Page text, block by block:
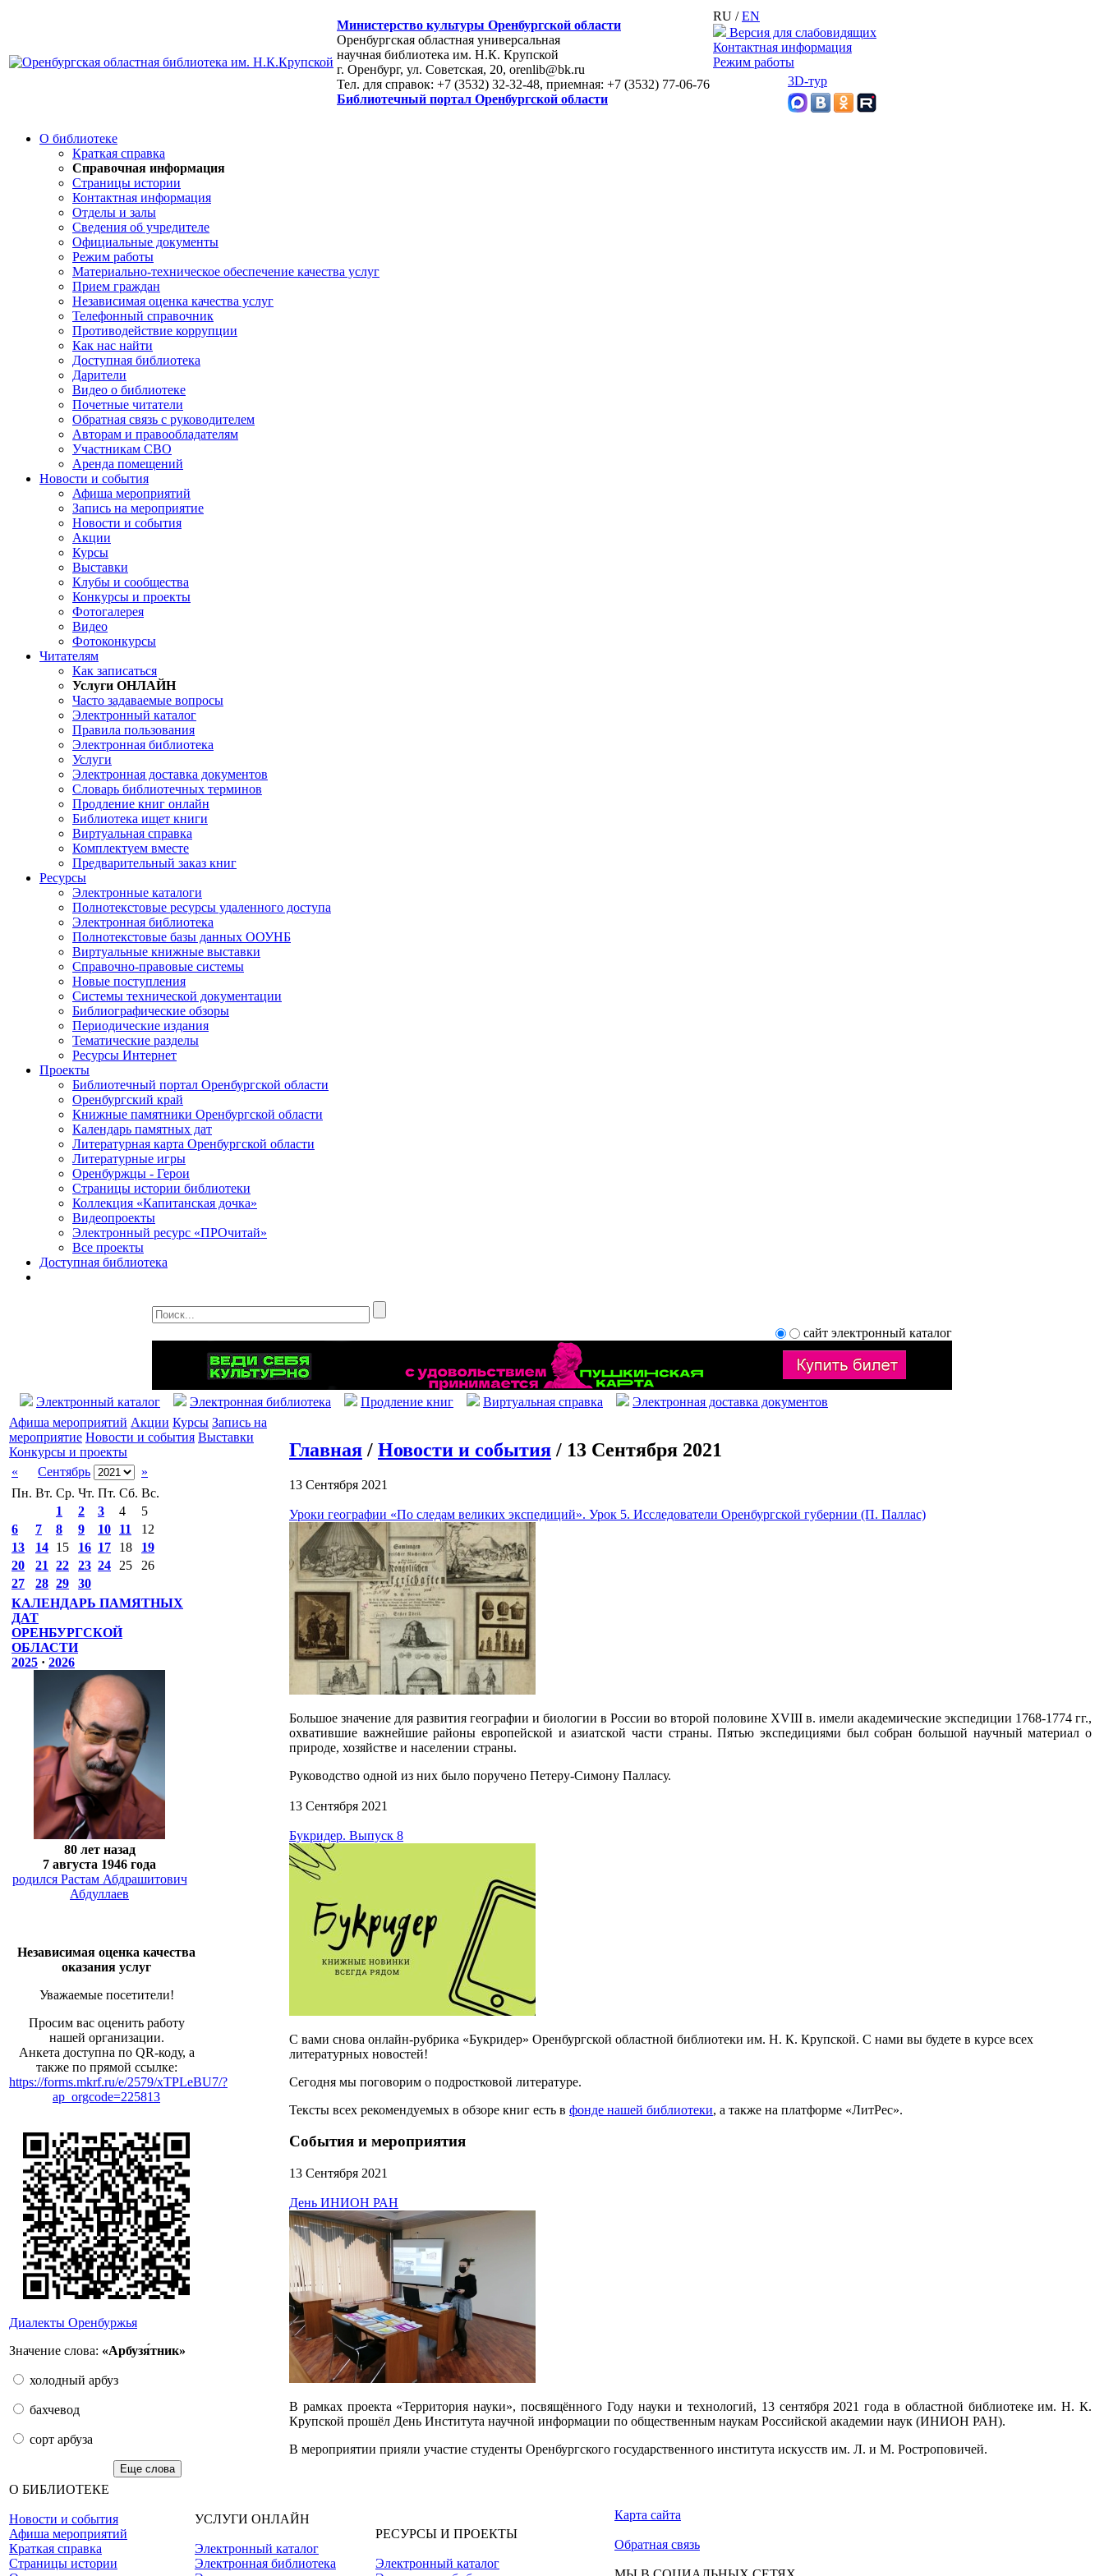
Министерство культуры Оренбургской области
Оренбургская областная универсальная
научная библиотека им. Н.К. Крупской
г. Оренбург, ул. Советская, 20, orenlib@bk.ru
Тел. для справок: +7 (3532) 32-32-48, приемная: +7 (3532) 77-06-76
Библиотечный портал Оренбургской области
RU /EN
Версия для слабовидящих
Контактная информация
Режим работы
3D-тур
О библиотеке
Краткая справка
Справочная информация
Страницы истории
Контактная информация
Отделы и залы
Сведения об учредителе
Официальные документы
Режим работы
Материально-техническое обеспечение качества услуг
Прием граждан
Независимая оценка качества услуг
Телефонный справочник
Противодействие коррупции
Как нас найти
Доступная библиотека
Дарители
Видео о библиотеке
Почетные читатели
Обратная связь с руководителем
Авторам и правообладателям
Участникам СВО
Аренда помещений
Новости и события
Афиша мероприятий
Запись на мероприятие
Новости и события
Акции
Курсы
Выставки
Клубы и сообщества
Конкурсы и проекты
Фотогалерея
Видео
Фотоконкурсы
Читателям
Как записаться
Услуги ОНЛАЙН
Часто задаваемые вопросы
Электронный каталог
Правила пользования
Электронная библиотека
Услуги
Электронная доставка документов
Словарь библиотечных терминов
Продление книг онлайн
Библиотека ищет книги
Виртуальная справка
Комплектуем вместе
Предварительный заказ книг
Ресурсы
Электронные каталоги
Полнотекстовые ресурсы удаленного доступа
Электронная библиотека
Полнотекстовые базы данных ООУНБ
Виртуальные книжные выставки
Справочно-правовые системы
Новые поступления
Cистемы технической документации
Библиографические обзоры
Периодические издания
Тематические разделы
Ресурсы Интернет
Проекты
Библиотечный портал Оренбургской области
Оренбургский край
Книжные памятники Оренбургской области
Календарь памятных дат
Литературная карта Оренбургской области
Литературные игры
Оренбуржцы - Герои
Страницы истории библиотеки
Коллекция «Капитанская дочка»
Видеопроекты
Электронный ресурс «ПРОчитай»
Все проекты
Доступная библиотека
сайт электронный каталог
Электронный каталог Электронная библиотека Продление книг Виртуальная справка
Электронная доставка документов
Афиша мероприятий Акции Курсы Запись на
мероприятие Новости и события Выставки
Конкурсы и проекты
«
Сентябрь
»
Пн. Вт. Ср. Чт. Пт. Сб. Вс.
1
2 3 4
5
6
7 8 9 10 11
12
13
14 15 16 17 18
19
20
21 22 23 24 25
26
27
28 29
30
КАЛЕНДАРЬ ПАМЯТНЫХ
ДАТ
ОРЕНБУРГСКОЙ
ОБЛАСТИ
2025 · 2026
80 лет назад
7 августа 1946 года
родился Растам Абдрашитович
Абдуллаев
Независимая оценка качества
оказания услуг
Уважаемые посетители!
Просим вас оценить работу
нашей организации.
Анкета доступна по QR-коду, а
также по прямой ссылке:
https://forms.mkrf.ru/e/2579/xTPLeBU7/?
ap_orgcode=225813
Диалекты Оренбуржья
Значение слова: «Арбузя́тник»
холодный арбуз
бахчевод
сорт арбуза
Еще слова
Главная / Новости и события / 13 Сентября 2021
13 Сентября 2021
Уроки географии «По следам великих экспедиций». Урок 5. Исследователи Оренбургской губернии (П. Паллас)
Большое значение для развития географии и биологии в России во второй половине XVIII в. имели академические экспедиции 1768-1774 гг.,
охватившие важнейшие районы европейской и азиатской части страны. Пятью экспедициями был собран большой научный материал о
природе, хозяйстве и населении страны.
Руководство одной из них было поручено Петеру-Симону Палласу.
13 Сентября 2021
Букридер. Выпуск 8
С вами снова онлайн-рубрика «Букридер» Оренбургской областной библиотеки им. Н. К. Крупской. С нами вы будете в курсе всех
литературных новостей!
Сегодня мы поговорим о подростковой литературе.
Тексты всех рекомендуемых в обзоре книг есть в фонде нашей библиотеки, а также на платформе «ЛитРес».
События и мероприятия
13 Сентября 2021
День ИНИОН РАН
В рамках проекта «Территория науки», посвящённого Году науки и технологий, 13 сентября 2021 года в областной библиотеке им. Н. К.
Крупской прошёл День Института научной информации по общественным наукам Российской академии наук (ИНИОН РАН).
В мероприятии прияли участие студенты Оренбургского государственного института искусств им. Л. и М. Ростроповичей.
О БИБЛИОТЕКЕ
Новости и события
Афиша мероприятий
Краткая справка
Страницы истории
УСЛУГИ ОНЛАЙН
Электронный каталог
Электронная библиотека
РЕСУРСЫ И ПРОЕКТЫ
Электронный каталог
Карта сайта
Обратная связь